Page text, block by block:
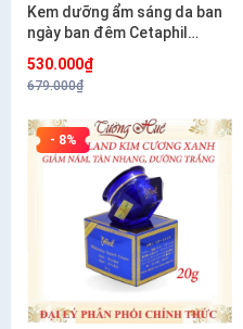
Kem dưỡng ẩm sáng da ban
ngày ban đêm Cetaphil
Brightening- 50g
530.000₫
679.000₫
- 8%